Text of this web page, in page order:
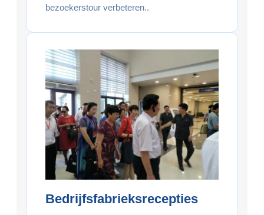
bezoekerstour verbeteren..
Bedrijfsfabrieksrecepties